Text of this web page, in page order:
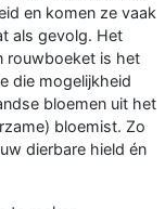
en komen ze vaak
als gevolg. Het
rouwboeket is het
die mogelijkheid
bloemen uit het
bloemist. Zo
dierbare hield én